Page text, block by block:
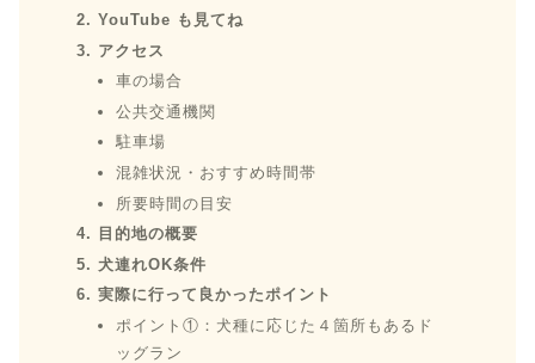
YouTube も見てね
アクセス
車の場合
公共交通機関
駐車場
混雑状況・おすすめ時間帯
所要時間の目安
目的地の概要
犬連れOK条件
実際に行って良かったポイント
ポイント①：犬種に応じた４箇所もあるド
ッグラン